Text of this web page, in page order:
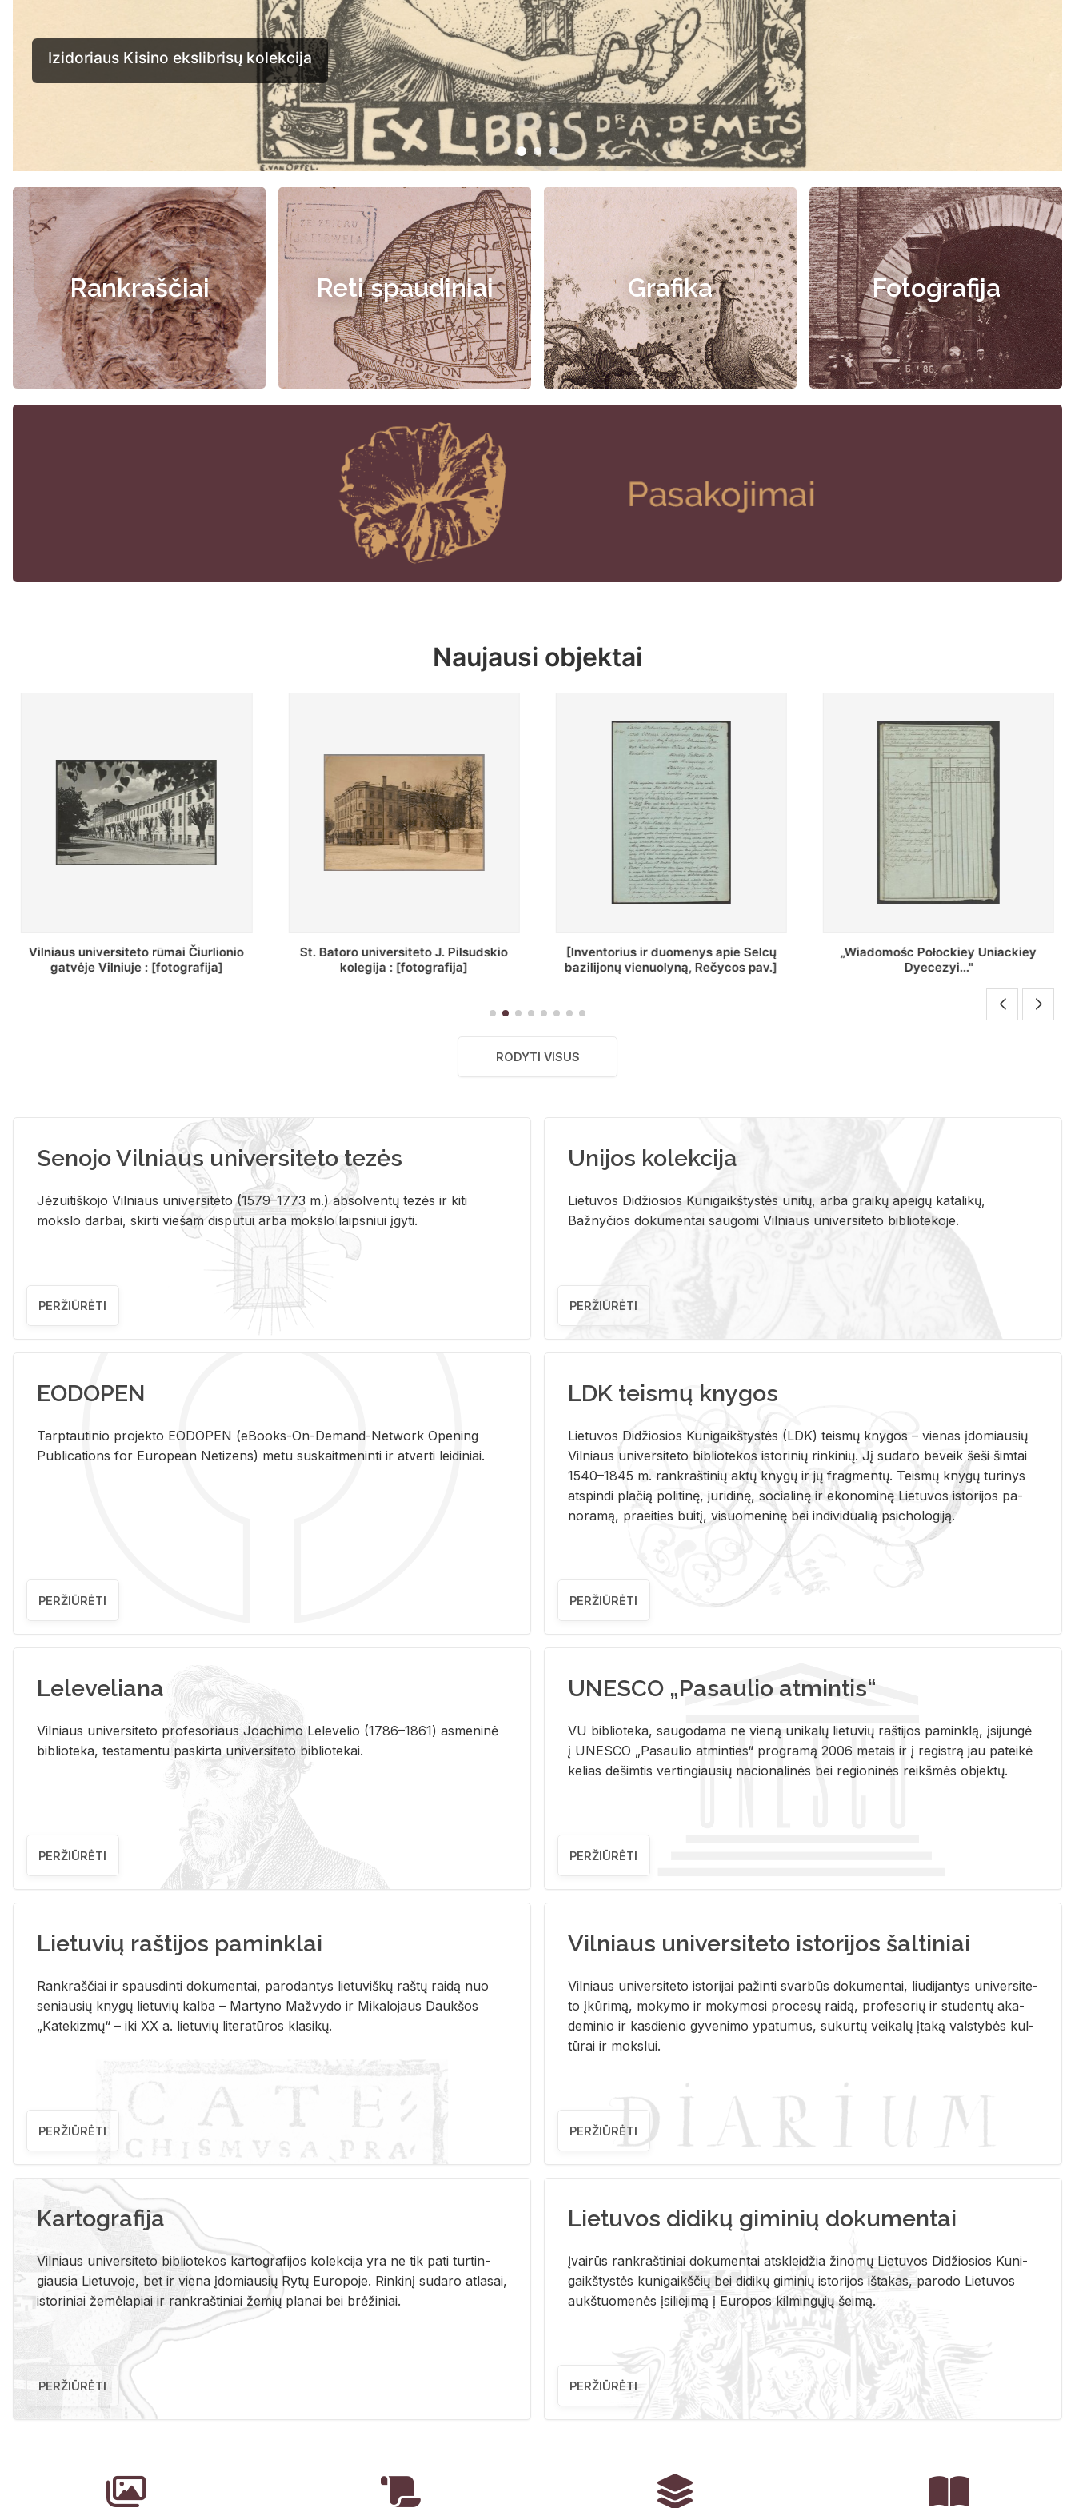
Rankraščiai Reti spaudiniai Grafika Fotografija
Naujausi objektai
St. Batoro universiteto J. Pilsudskio
kolegija : [fotografija]
[Inventorius ir duomenys apie Selcų
bazilijonų vienuolyną, Rečycos pav.]
„Wiadomośc Połockiey Uniackiey
Dyecezyi..."
Regestr Parochow Dekanatu
Brzeskiego
RODYTI VISUS
Senojo Vilniaus universiteto tezės
Jėzuitiškojo Vilniaus universiteto (1579–1773 m.) absolventų tezės ir kiti
mokslo darbai, skirti viešam disputui arba mokslo laipsniui įgyti.
PERŽIŪRĖTI
Unijos kolekcija
Lietuvos Didžiosios Kunigaikštystės unitų, arba graikų apeigų katalikų,
Bažnyčios dokumentai saugomi Vilniaus universiteto bibliotekoje.
PERŽIŪRĖTI
EODOPEN
Tarp­tau­ti­nio pro­jek­to EO­DO­PEN (eBo­oks-On-De­mand-Ne­twork Ope­ning
Pub­li­ca­tions for Eu­ro­pe­an Ne­ti­zens) metu su­skait­me­nin­ti ir at­ver­ti lei­di­niai.
PERŽIŪRĖTI
LDK teismų knygos
Lie­tu­vos Di­džio­sios Ku­ni­gaikš­tys­tės (LDK) teis­mų kny­gos – vie­nas įdo­miau­sių
Vil­niaus uni­ver­si­te­to bi­b­lio­te­kos is­to­ri­nių rin­ki­nių. Jį su­da­ro be­veik šeši šim­tai
1540–1845 m. rank­raš­ti­nių aktų kny­gų ir jų frag­men­tų. Teis­mų kny­gų tu­ri­nys
at­spin­di pla­čią po­li­ti­nę, ju­ri­di­nę, so­cia­li­nę ir eko­no­mi­nę Lie­tu­vos is­to­ri­jos pa­
no­ra­mą, pra­ei­ties bui­tį, vi­suo­me­ni­nę bei in­di­vi­dua­lią psi­cho­lo­gi­ją.
PERŽIŪRĖTI
Leleveliana
Vil­niaus uni­ver­si­te­to pro­fe­so­riaus Jo­a­chi­mo Le­le­ve­lio (1786–1861) as­me­ni­nė
bi­b­lio­te­ka, te­sta­men­tu pa­skir­ta uni­ver­si­te­to bi­b­lio­te­kai.
PERŽIŪRĖTI
UNESCO „Pasaulio atmintis“
VU biblioteka, saugodama ne vieną unikalų lietuvių raštijos paminklą, įsijungė
į UNESCO „Pasaulio atminties“ programą 2006 metais ir į registrą jau pateikė
kelias dešimtis vertingiausių nacionalinės bei regioninės reikšmės objektų.
PERŽIŪRĖTI
Lietuvių raštijos paminklai
Rank­raš­čiai ir spaus­din­ti do­ku­men­tai, pa­ro­dan­tys lie­tu­viš­kų raš­tų rai­dą nuo
se­niau­sių kny­gų lie­tu­vių kal­ba – Mar­ty­no Ma­žvy­do ir Mi­ka­lo­jaus Dauk­šos
„Ka­te­kiz­mų“ – iki XX a. lie­tu­vių li­te­ra­tū­ros kla­si­kų.
PERŽIŪRĖTI
Vilniaus universiteto istorijos šaltiniai
Vil­niaus uni­ver­si­te­to is­to­ri­jai pa­žin­ti svar­būs do­ku­men­tai, liu­di­jan­tys uni­ver­si­te­
to įkū­ri­mą, mo­ky­mo ir mo­ky­mo­si pro­ce­sų rai­dą, pro­fe­so­rių ir stu­den­tų aka­
de­mi­nio ir kas­die­nio gy­ve­ni­mo ypa­tu­mus, su­kur­tų vei­ka­lų įta­ką vals­ty­bės kul­
tū­rai ir moks­lui.
PERŽIŪRĖTI
Kartografija
Vil­niaus uni­ver­si­te­to bi­b­lio­te­kos kar­to­gra­fi­jos ko­lek­ci­ja yra ne tik pati tur­tin­
giau­sia Lie­tu­vo­je, bet ir vie­na įdo­miau­sių Rytų Eu­ro­po­je. Rin­ki­nį su­da­ro at­la­sai,
is­to­ri­niai že­mė­la­piai ir rank­raš­ti­niai že­mių pla­nai bei brė­ži­niai.
PERŽIŪRĖTI
Lietuvos didikų giminių dokumentai
Įvai­rūs rank­raš­ti­niai do­ku­men­tai at­sklei­džia ži­no­mų Lie­tu­vos Di­džio­sios Ku­ni­
gaikš­tys­tės ku­ni­gaikš­čių bei di­di­kų gi­mi­nių is­to­ri­jos iš­ta­kas, pa­ro­do Lie­tu­vos
aukš­tuo­me­nės įsi­lie­ji­mą į Eu­ro­pos kil­min­gų­jų šei­mą.
PERŽIŪRĖTI